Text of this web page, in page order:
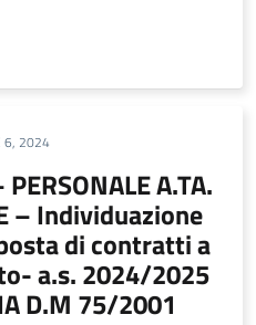
6, 2024
A.TA.
– Individuazione
di contratti a
a.s. 2024/2025
D.M 75/2001